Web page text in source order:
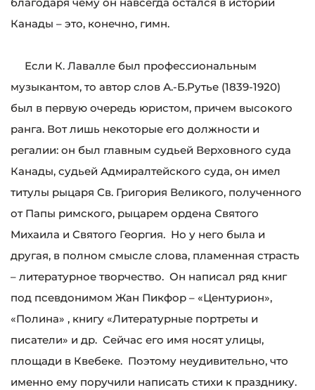
Канады – это, конечно, гимн.
Если К. Лавалле был профессиональным
музыкантом, то автор слов А.-Б.Рутье (1839-1920)
был в первую очередь юристом, причем высокого
ранга. Вот лишь некоторые его должности и
регалии: он был главным судьей Верховного суда
Канады, судьей Адмиралтейского суда, он имел
титулы рыцаря Св. Григория Великого, полученного
от Папы римского, рыцарем ордена Святого
Михаила и Святого Георгия. Но у него была и
другая, в полном смысле слова, пламенная страсть
– литературное творчество. Он написал ряд книг
под псевдонимом Жан Пикфор – «Центурион»,
«Полина» , книгу «Литературные портреты и
писатели» и др. Сейчас его имя носят улицы,
площади в Квебеке. Поэтому неудивительно, что
именно ему поручили написать стихи к празднику.